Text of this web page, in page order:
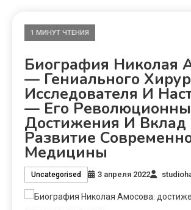
1 МИНУТ ЧТЕНИЯ
Биография Николая
— Гениального
Исследователя И
— Его
Достижения И Вклад
Развитие
Медицины
Uncategorised 3 апреля 2022